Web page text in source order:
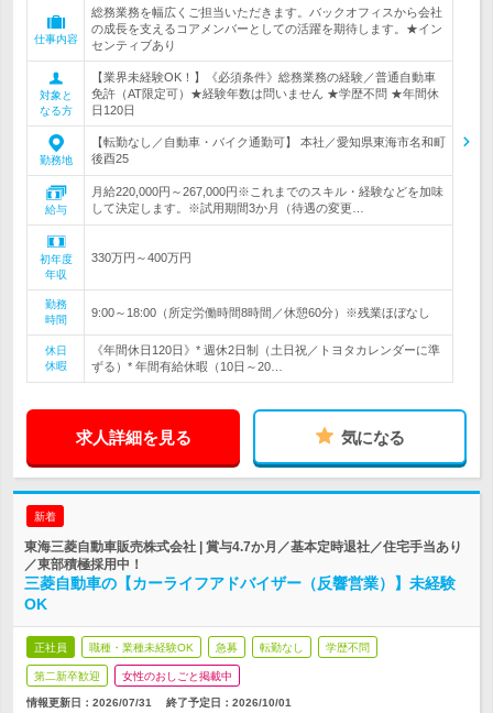
仕事内容
総務業務を幅広くご担当いただきます。バックオフィスから会社
の成長を支えるコアメンバーとしての活躍を期待します。★イン
センティブあり
対象と
なる方
【業界未経験OK！】《必須条件》総務業務の経験／普通自動車
免許（AT限定可）★経験年数は問いません ★学歴不問 ★年間休
日120日
勤務地
【転勤なし／自動車・バイク通勤可】 本社／愛知県東海市名和町
後酉25
給与
月給220,000円～267,000円※これまでのスキル・経験などを加味
して決定します。※試用期間3か月（待遇の変更…
初年度
年収
330万円～400万円
勤務
時間
9:00～18:00（所定労働時間8時間／休憩60分）※残業ほぼなし
休日
休暇
《年間休日120日》* 週休2日制（土日祝／トヨタカレンダーに準
ずる）* 年間有給休暇（10日～20…
求人詳細を見る 気になる
新着
東海三菱自動車販売株式会社 | 賞与4.7か月／基本定時退社／住宅手当あり
／東部積極採用中！
三菱自動車の【カーライフアドバイザー（反響営業）】未経験
OK
正社員 職種・業種未経験OK 急募 転勤なし 学歴不問
第二新卒歓迎 女性のおしごと掲載中
情報更新日：2026/07/31 終了予定日： 2026/10/01